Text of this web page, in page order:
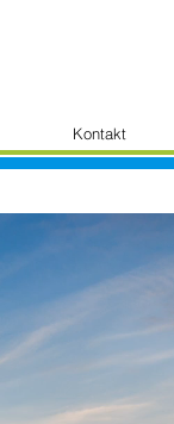
Kontakt